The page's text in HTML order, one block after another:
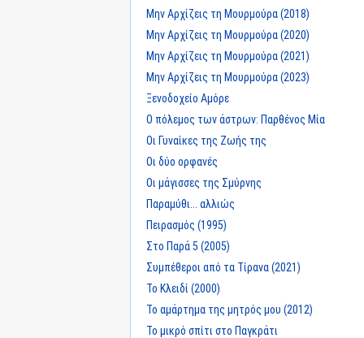
Μην Αρχίζεις τη Μουρμούρα (2018)
Μην Αρχίζεις τη Μουρμούρα (2020)
Μην Αρχίζεις τη Μουρμούρα (2021)
Μην Αρχίζεις τη Μουρμούρα (2023)
Ξενοδοχείο Αμόρε
Ο πόλεμος των άστρων: Παρθένος Μία
Οι Γυναίκες της Ζωής της
Οι δύο ορφανές
Οι μάγισσες της Σμύρνης
Παραμύθι... αλλιώς
Πειρασμός (1995)
Στο Παρά 5 (2005)
Συμπέθεροι από τα Τίρανα (2021)
Το Κλειδί (2000)
Το αμάρτημα της μητρός μου (2012)
Το μικρό σπίτι στο Παγκράτι